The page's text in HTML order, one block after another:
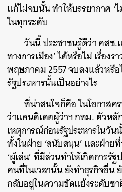
แก้ไม่จบนั้น ทำให้บรรยากาศ ‘ไ
ในทุกระดับ
วันนี้ ประชาชนรู้ดีว่า คสช
ทางการเมือง’ ได้หรือไม่ เรื่อง
พฤษภาคม 2557 จบลงแล้วหรื
รัฐประหารนั้นเป็นอย่างไร
ที่น่าสนใจก็คือ ในโอกาสค
ว่าแคนดิเดตผู้ว่าฯ กทม. ตัวหลั
เหตุการณ์ก่อนรัฐประหารในวั
ทั้งในฝ่าย ‘สนับสนุน’ และฝ่าย
‘ผู้เล่น’ ที่มีส่วนทำให้เกิดการรั
คนที่ในเวลานั้น ยังทำธุรกิจอื่น
กลับอยู่ในความขัดแย้งระดับช